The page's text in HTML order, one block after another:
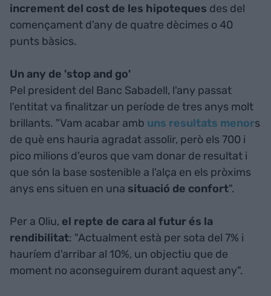
increment del cost de les hipoteques des del
començament d'any de quatre dècimes o 40
punts bàsics.
Un any de 'stop and go'
Pel president del Banc Sabadell, l'any passat
l'entitat va finalitzar un període de tres anys molt
brillants. "Vam acabar amb uns resultats menors
de què ens hauria agradat assolir, però els 700 i
pico milions d'euros que vam donar de resultat i
que són la base sostenible a l'alça en els pròxims
anys ens situen en una situació de confort".
Per a Oliu, el repte de cara al futur és la
rendibilitat: "Actualment està per sota del 7% i
hauríem d'arribar al 10%, un objectiu que de
moment no aconseguirem durant aquest any".